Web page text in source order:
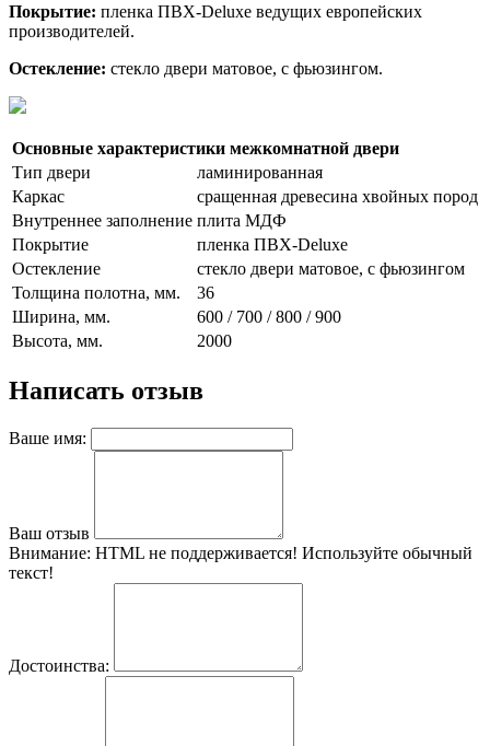
Покрытие: пленка ПВХ-Deluxe ведущих европейских
производителей.
Остекление: стекло двери матовое, с фьюзингом.
Основные характеристики межкомнатной двери
Тип двери
ламинированная
Каркас
сращенная древесина хвойных пород
Внутреннее заполнение плита МДФ
Покрытие
пленка ПВХ-Deluxe
Остекление
стекло двери матовое, с фьюзингом
Толщина полотна, мм.
36
Ширина, мм.
600 / 700 / 800 / 900
Высота, мм.
2000
Написать отзыв
Ваше имя:
Ваш отзыв
Внимание: HTML не поддерживается! Используйте обычный
текст!
Достоинства: